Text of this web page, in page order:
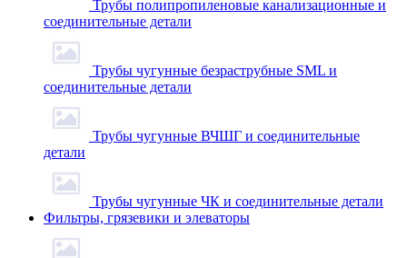
Трубы полипропиленовые канализационные и
соединительные детали
Трубы чугунные безраструбные SML и
соединительные детали
Трубы чугунные ВЧШГ и соединительные
детали
Трубы чугунные ЧК и соединительные детали
Фильтры, грязевики и элеваторы